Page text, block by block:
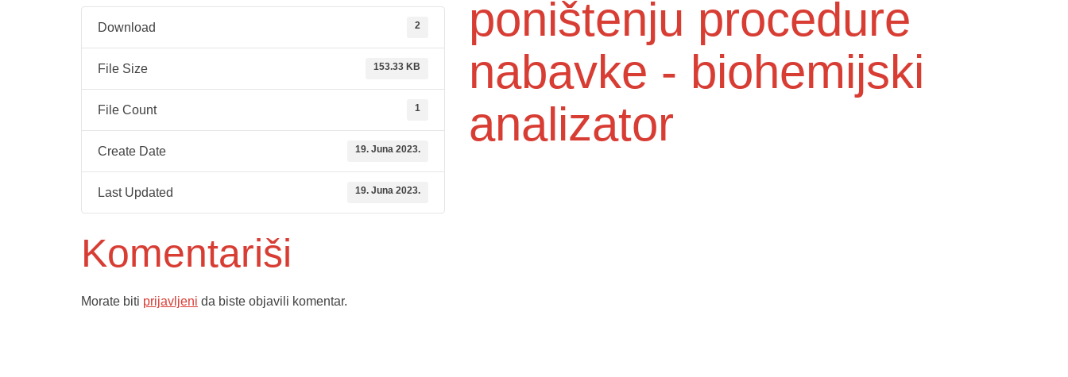
Download 2
File Size 153.33 KB
File Count 1
Create Date 19. Juna 2023.
Last Updated 19. Juna 2023.
poništenju procedure
nabavke - biohemijski
analizator
Komentariši
Morate biti prijavljeni da biste objavili komentar.